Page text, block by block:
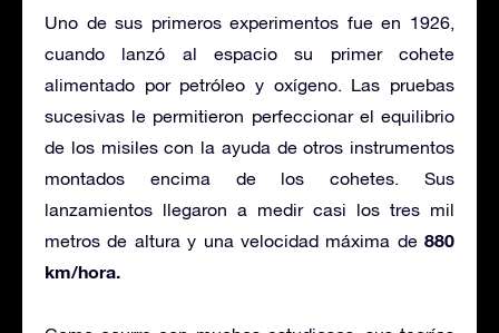
Uno de sus primeros experimentos fue en 1926,
cuando lanzó al espacio su primer cohete
alimentado por petróleo y oxígeno. Las pruebas
sucesivas le permitieron perfeccionar el equilibrio
de los misiles con la ayuda de otros instrumentos
montados encima de los cohetes. Sus
lanzamientos llegaron a medir casi los tres mil
metros de altura y una velocidad máxima de 880
km/hora.